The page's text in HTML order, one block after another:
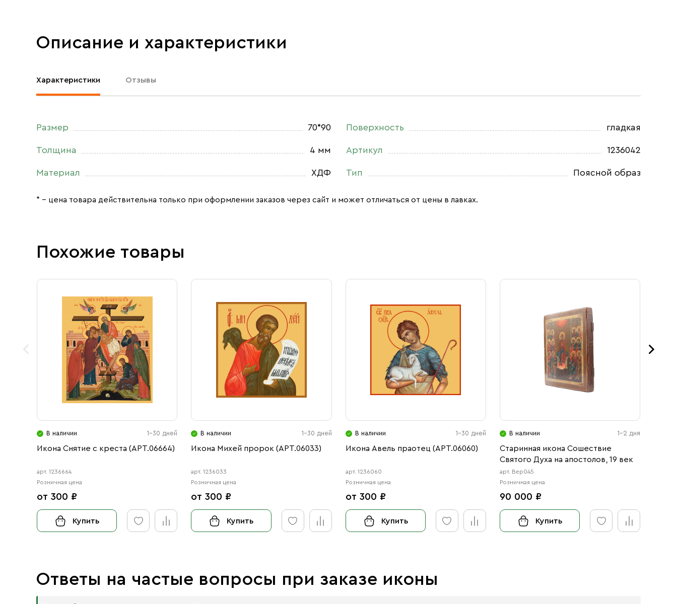
Описание и характеристики
Характеристики Отзывы
Размер 70*90
Толщина 4 мм
Материал ХДФ
Поверхность гладкая
Артикул 1236042
Тип Поясной образ
* – цена товара действительна только при оформлении заказов через сайт и может отличаться от цены в лавках.
Похожие товары
В наличии 1-30 дней
Икона Снятие с креста (АРТ.06664)
арт. 1236664
Розничная цена
от 300 ₽
Купить
В наличии 1-30 дней
Икона Михей пророк (АРТ.06033)
арт. 1236033
Розничная цена
от 300 ₽
Купить
В наличии 1-30 дней
Икона Авель праотец (АРТ.06060)
арт. 1236060
Розничная цена
от 300 ₽
Купить
В наличии 1-2 дня
Старинная икона Сошествие
Святого Духа на апостолов, 19 век
арт. Вер045
Розничная цена
90 000 ₽
Купить
Ответы на частые вопросы при заказе иконы